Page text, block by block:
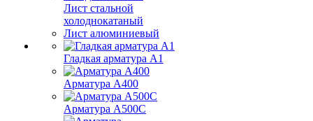
Лист стальной
холоднокатаный
Лист алюминиевый
Гладкая арматура А1
Арматура А400
Арматура A500C